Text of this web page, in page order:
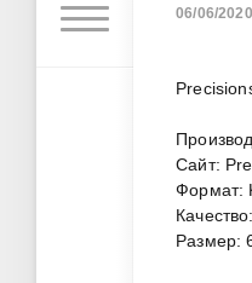
06/06/
Сайт:
Формат:
Размер: